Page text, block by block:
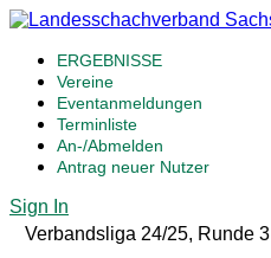
ERGEBNISSE
Vereine
Eventanmeldungen
Terminliste
An-/Abmelden
Antrag neuer Nutzer
Sign In
Verbandsliga 24/25, Runde 3